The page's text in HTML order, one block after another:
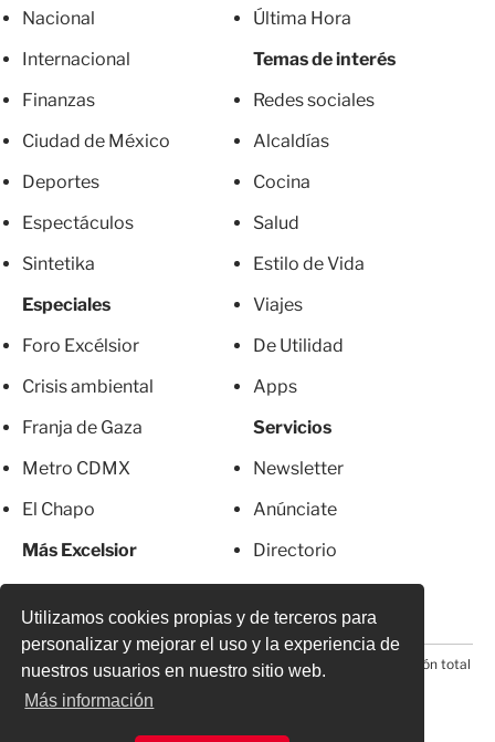
Utilizamos cookies propias y de terceros para
personalizar y mejorar el uso y la experiencia de
nuestros usuarios en nuestro sitio web.
Más información
Nacional
Internacional
Finanzas
Ciudad de México
Deportes
Espectáculos
Sintetika
Especiales
Foro Excélsior
Crisis ambiental
Franja de Gaza
Metro CDMX
El Chapo
Más Excelsior
Última Hora
Temas de interés
Redes sociales
Alcaldías
Cocina
Salud
Estilo de Vida
Viajes
De Utilidad
Apps
Servicios
Newsletter
Anúnciate
Directorio
© 2026 Todos los derechos reservados. Prohibida la reproducción total
o parcial, incluyendo cualquier medio electrónico*